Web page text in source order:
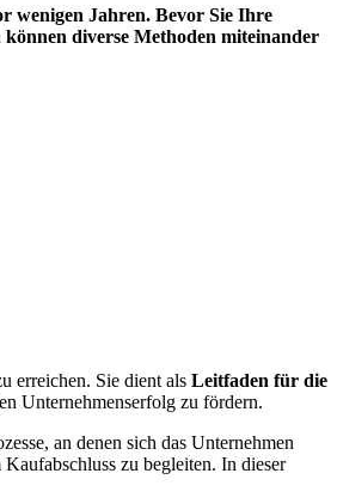
wenigen Jahren. Bevor Sie Ihre
diverse Methoden miteinander
erreichen. Sie dient als Leitfaden für die
Unternehmenserfolg zu fördern.
an denen sich das Unternehmen
zu begleiten. In dieser